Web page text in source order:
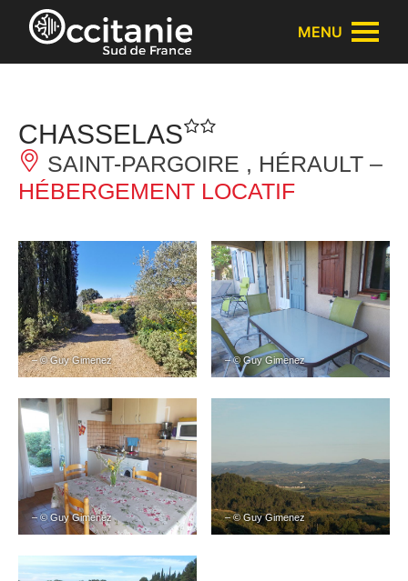
Panneau de gestion des cookies
MENU
CHASSELAS
SAINT-PARGOIRE , HÉRAULT –
HÉBERGEMENT LOCATIF
– © Guy Gimenez – © Guy Gimenez
– © Guy Gimenez – © Guy Gimenez